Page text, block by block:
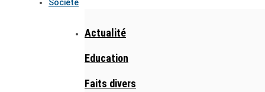
Société
Actualité
Education
Faits divers